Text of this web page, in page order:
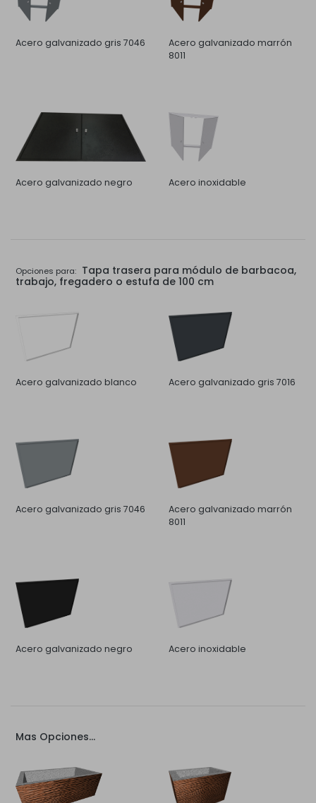
Acero galvanizado gris 7046
Acero galvanizado marrón
8011
Acero galvanizado negro Acero inoxidable
Opciones para: Tapa trasera para módulo de barbacoa,
trabajo, fregadero o estufa de 100 cm
Acero galvanizado blanco Acero galvanizado gris 7016
Acero galvanizado gris 7046
Acero galvanizado marrón
8011
Acero galvanizado negro Acero inoxidable
Mas Opciones...